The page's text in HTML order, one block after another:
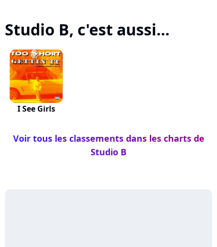
Studio B, c'est aussi...
I See Girls
Voir tous les classements dans les charts de
Studio B